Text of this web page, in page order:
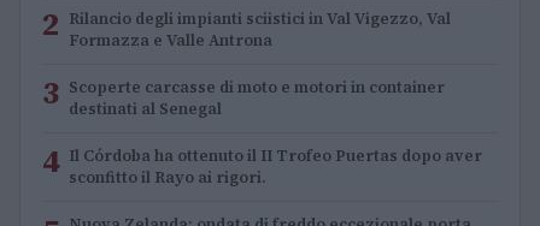
2 Rilancio degli impianti sciistici in Val Vigezzo, Val
Formazza e Valle Antrona
3 Scoperte carcasse di moto e motori in container
destinati al Senegal
4 Il Córdoba ha ottenuto il II Trofeo Puertas dopo aver
sconfitto il Rayo ai rigori.